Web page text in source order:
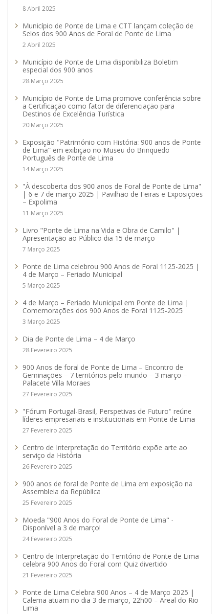
8 Abril 2025
Município de Ponte de Lima e CTT lançam coleção de
Selos dos 900 Anos de Foral de Ponte de Lima
2 Abril 2025
Município de Ponte de Lima disponibiliza Boletim
especial dos 900 anos
28 Março 2025
Município de Ponte de Lima promove conferência sobre
a Certificação como fator de diferenciação para
Destinos de Excelência Turística
20 Março 2025
Exposição "Património com História: 900 anos de Ponte
de Lima" em exibição no Museu do Brinquedo
Português de Ponte de Lima
14 Março 2025
"À descoberta dos 900 anos de Foral de Ponte de Lima"
| 6 e 7 de março 2025 | Pavilhão de Feiras e Exposições
– Expolima
11 Março 2025
Livro "Ponte de Lima na Vida e Obra de Camilo" |
Apresentação ao Público dia 15 de março
7 Março 2025
Ponte de Lima celebrou 900 Anos de Foral 1125-2025 |
4 de Março – Feriado Municipal
5 Março 2025
4 de Março – Feriado Municipal em Ponte de Lima |
Comemorações dos 900 Anos de Foral 1125-2025
3 Março 2025
Dia de Ponte de Lima – 4 de Março
28 Fevereiro 2025
900 Anos de foral de Ponte de Lima – Encontro de
Geminações – 7 territórios pelo mundo – 3 março –
Palacete Villa Moraes
27 Fevereiro 2025
"Fórum Portugal-Brasil, Perspetivas de Futuro" reúne
líderes empresariais e institucionais em Ponte de Lima
27 Fevereiro 2025
Centro de Interpretação do Território expõe arte ao
serviço da História
26 Fevereiro 2025
900 anos de foral de Ponte de Lima em exposição na
Assembleia da República
25 Fevereiro 2025
Moeda "900 Anos do Foral de Ponte de Lima" -
Disponível a 3 de março!
24 Fevereiro 2025
Centro de Interpretação do Território de Ponte de Lima
celebra 900 Anos do Foral com Quiz divertido
21 Fevereiro 2025
Ponte de Lima Celebra 900 Anos – 4 de Março 2025 |
Calema atuam no dia 3 de março, 22h00 – Areal do Rio
Lima